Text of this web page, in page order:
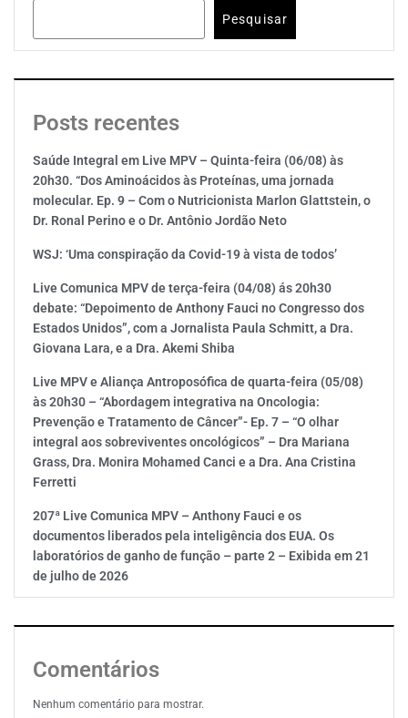
Pesquisar
Posts recentes
Saúde Integral em Live MPV – Quinta-feira (06/08) às
20h30. “Dos Aminoácidos às Proteínas, uma jornada
molecular. Ep. 9 – Com o Nutricionista Marlon Glattstein, o
Dr. Ronal Perino e o Dr. Antônio Jordão Neto
WSJ: ‘Uma conspiração da Covid-19 à vista de todos’
Live Comunica MPV de terça-feira (04/08) ás 20h30
debate: “Depoimento de Anthony Fauci no Congresso dos
Estados Unidos”, com a Jornalista Paula Schmitt, a Dra.
Giovana Lara, e a Dra. Akemi Shiba
Live MPV e Aliança Antroposófica de quarta-feira (05/08)
às 20h30 – “Abordagem integrativa na Oncologia:
Prevenção e Tratamento de Câncer”- Ep. 7 – “O olhar
integral aos sobreviventes oncológicos” – Dra Mariana
Grass, Dra. Monira Mohamed Canci e a Dra. Ana Cristina
Ferretti
207ª Live Comunica MPV – Anthony Fauci e os
documentos liberados pela inteligência dos EUA. Os
laboratórios de ganho de função – parte 2 – Exibida em 21
de julho de 2026
Comentários
Nenhum comentário para mostrar.